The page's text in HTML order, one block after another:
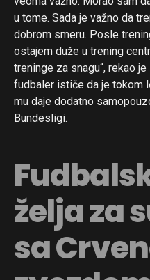
u tome. Sada je važno da
dobrom smeru. Posle
ostajem duže u trening
treninge za snagu“, rekao
fudbaler ističe da je tokom
mu daje dodatno
Bundesligi.
želja za
sa